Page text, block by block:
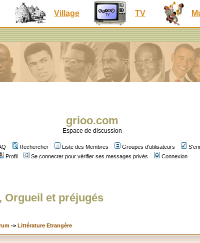
Village TV
grioo.com
Espace de discussion
Rechercher Liste des Membres Groupes d'utilisateurs
Profil
Se connecter pour vérifier ses messages privés Connexion
Orgueil et préjugés
-> Littérature Etrangère